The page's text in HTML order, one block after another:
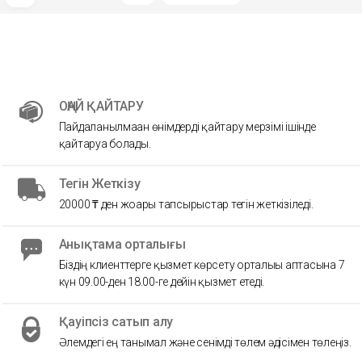
ОҢАЙ ҚАЙТАРУ
Пайдаланылмаған өнімдерді қайтару мерзімі ішінде
қайтаруға болады.
Тегін Жеткізу
20000 ₸ ден жоғары тапсырыстар тегін жеткізіледі.
Анықтама орталығы
Біздің клиенттерге қызмет көрсету орталығы аптасына 7
күн 09.00-ден 18.00-ге дейін қызмет етеді.
Қауіпсіз сатып алу
Әлемдегі ең танымал және сенімді төлем әдісімен төлеңіз.